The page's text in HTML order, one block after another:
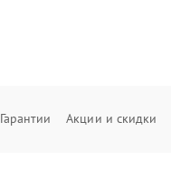
Гарантии Акции и скидки